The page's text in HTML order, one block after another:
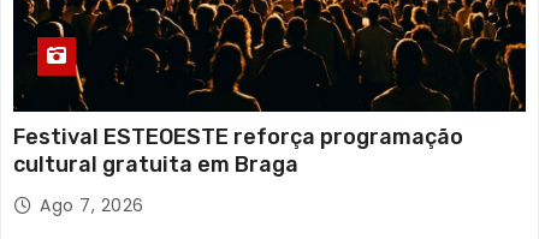
Festival ESTEOESTE reforça programação
cultural gratuita em Braga
Ago 7, 2026